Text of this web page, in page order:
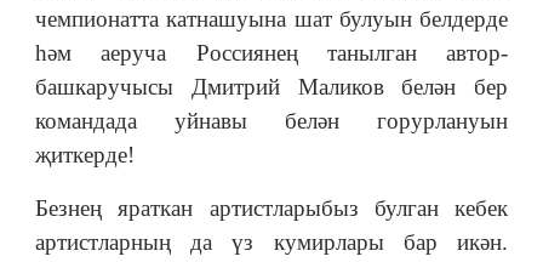
чемпионатта катнашуына шат булуын белдерде
һәм аеруча Россиянең танылган автор-
башкаручысы Дмитрий Маликов белән бер
командада уйнавы белән горурлануын
җиткерде!
Безнең яраткан артистларыбыз булган кебек
артистларның да үз кумирлары бар икән.